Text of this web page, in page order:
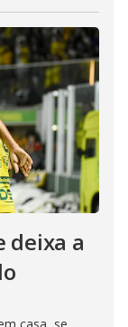
deixa a